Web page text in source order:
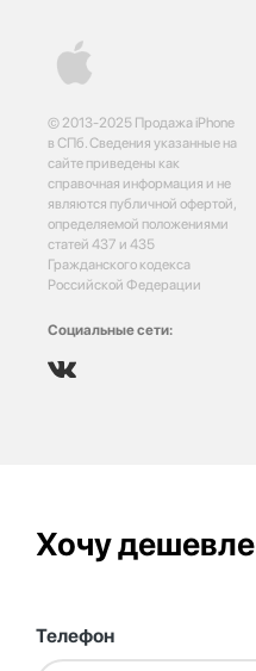
© 2013-2025 Продажа iPhone
в СПб. Сведения указанные на
сайте приведены как
справочная информация и не
являются публичной офертой,
определяемой положениями
статей 437 и 435
Гражданского кодекса
Российской Федерации
Социальные сети:
Хочу дешевле
Телефон